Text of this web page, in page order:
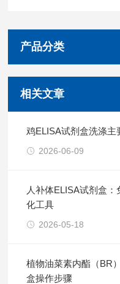
产品分类
相关文章
鸡ELISA试剂盒洗涤主
2026-06-09
人补体ELISA试剂盒
化工具
2026-05-18
植物油菜素内酯（BR
盒操作步骤